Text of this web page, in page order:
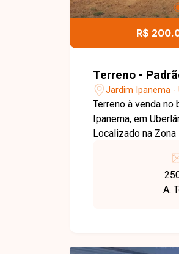
R$
Terreno -
Jardim Ipanema -
Terreno à venda no
Ipanema, em
Localizado na
incluindo ruas
pública eficiente e
regular. Além
terreno está
A.